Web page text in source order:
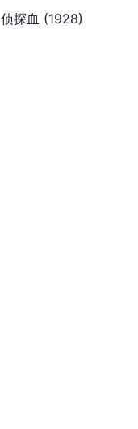
侦探血 (1928)